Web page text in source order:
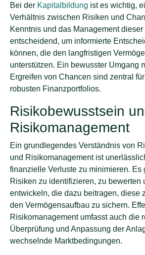
Bei der Kapitalbildung ist es wichtig,
Verhältnis zwischen Risiken und
Kenntnis und das Management dieser
entscheidend, um informierte
können, die den langfristigen
unterstützen. Ein bewusster Umgang
Ergreifen von Chancen sind zentral
robusten Finanzportfolios.
Risikobewusstsein
Risikomanagement
Ein grundlegendes Verständnis von
und Risikomanagement ist
finanzielle Verluste zu minimieren. Es
Risiken zu identifizieren, zu bewerten
entwickeln, die dazu beitragen, diese
den Vermögensaufbau zu sichern.
Risikomanagement umfasst auch die
Überprüfung und Anpassung der
wechselnde Marktbedingungen.